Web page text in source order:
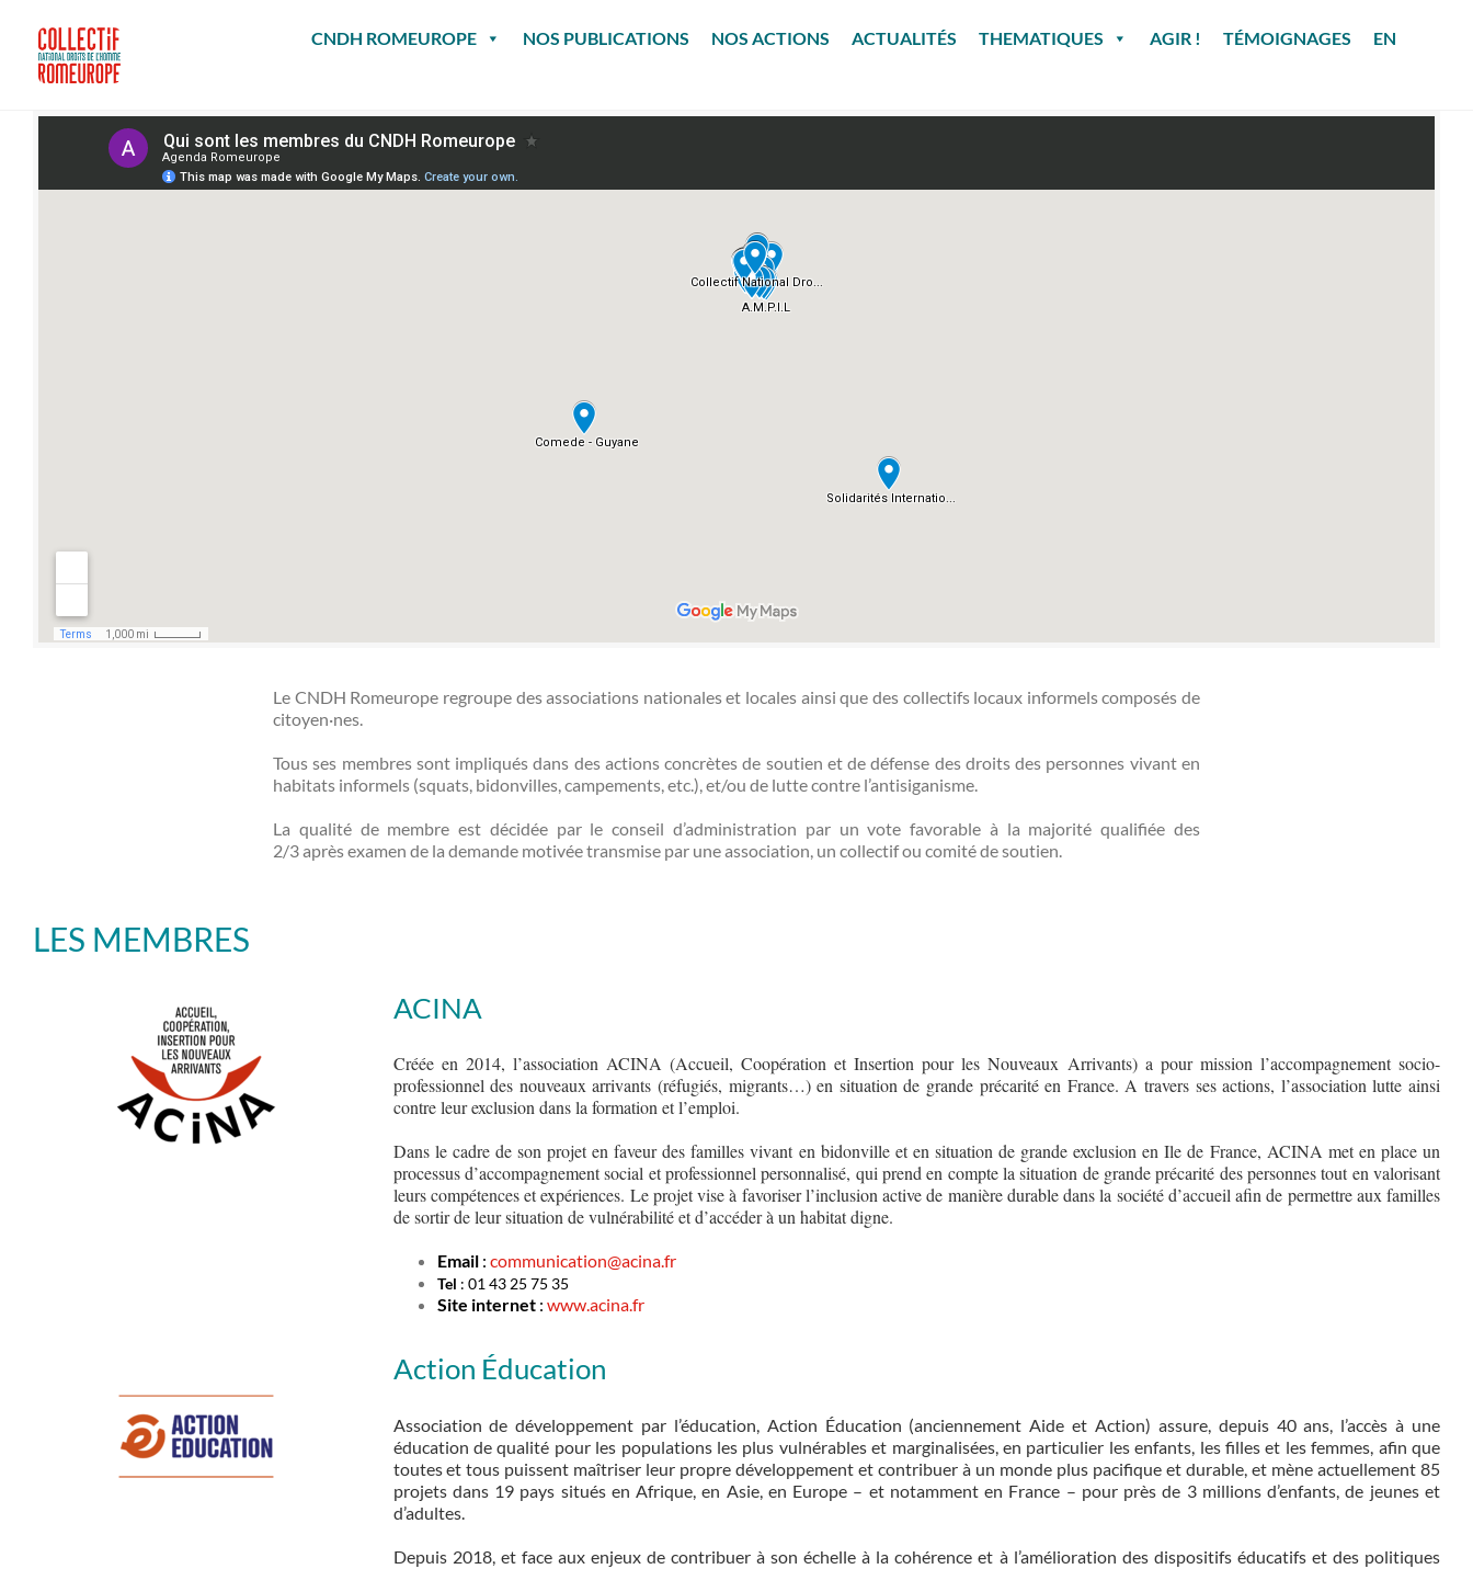
contenu
CNDH ROMEUROPE NOS PUBLICATIONS NOS ACTIONS ACTUALITÉS THEMATIQUES AGIR ! TÉMOIGNAGES EN
Le CNDH Romeurope regroupe des associations nationales et locales ainsi que des collectifs locaux informels composés de
citoyen·nes.
Tous ses membres sont impliqués dans des actions concrètes de soutien et de défense des droits des personnes vivant en
habitats informels (squats, bidonvilles, campements, etc.), et/ou de lutte contre l’antisiganisme.
La qualité de membre est décidée par le conseil d’administration par un vote favorable à la majorité qualifiée des
2/3 après examen de la demande motivée transmise par une association, un collectif ou comité de soutien.
LES MEMBRES
ACINA
Créée en 2014, l’association ACINA (Accueil, Coopération et Insertion pour les Nouveaux Arrivants) a pour mission l’accompagnement socio-
professionnel des nouveaux arrivants (réfugiés, migrants…) en situation de grande précarité en France. A travers ses actions, l’association lutte ainsi
contre leur exclusion dans la formation et l’emploi.
Dans le cadre de son projet en faveur des familles vivant en bidonville et en situation de grande exclusion en Ile de France, ACINA met en place un
processus d’accompagnement social et professionnel personnalisé, qui prend en compte la situation de grande précarité des personnes tout en valorisant
leurs compétences et expériences. Le projet vise à favoriser l’inclusion active de manière durable dans la société d’accueil afin de permettre aux familles
de sortir de leur situation de vulnérabilité et d’accéder à un habitat digne.
Email: communication@acina.fr
Tel : 01 43 25 75 35
Site internet: www.acina.fr
Action Éducation
Association de développement par l’éducation, Action Éducation (anciennement Aide et Action) assure, depuis 40 ans, l’accès à une
éducation de qualité pour les populations les plus vulnérables et marginalisées, en particulier les enfants, les filles et les femmes, afin que
toutes et tous puissent maîtriser leur propre développement et contribuer à un monde plus pacifique et durable, et mène actuellement 85
projets dans 19 pays situés en Afrique, en Asie, en Europe – et notamment en France – pour près de 3 millions d’enfants, de jeunes et
d’adultes.
Depuis 2018, et face aux enjeux de contribuer à son échelle à la cohérence et à l’amélioration des dispositifs éducatifs et des politiques